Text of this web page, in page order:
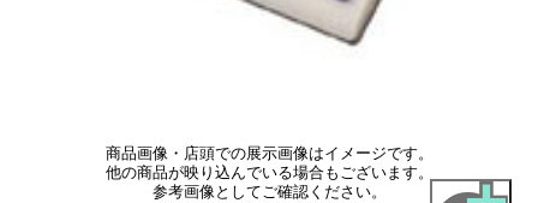
商品画像・店頭での展示画像はイメージです。
他の商品が映り込んでいる場合もございます。
参考画像としてご確認ください。